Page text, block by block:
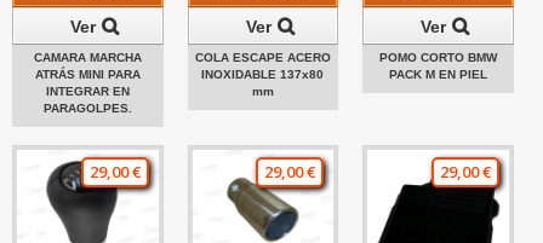
Ver
CAMARA MARCHA
ATRÁS MINI PARA
INTEGRAR EN
PARAGOLPES.
Ver
COLA ESCAPE ACERO
INOXIDABLE 137x80
mm
Ver
POMO CORTO BMW
PACK M EN PIEL
29,00 € 29,00 € 29,00 €